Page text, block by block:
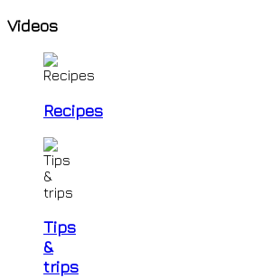
Videos
Recipes
Tips
&
trips